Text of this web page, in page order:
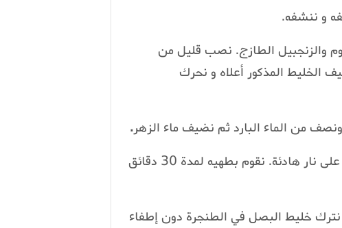
والزنجبيل الطازج. نصب قليل من
الخليط المذكور أعلاه و نحرك
.
4 نضيفالدجاجونغطي نصف ه بالماء ثم نضعه على نار هادئة. نقوم بطهيه لمدة 30 دقائق
خليط البصل في الطنجرة دون إطفاء